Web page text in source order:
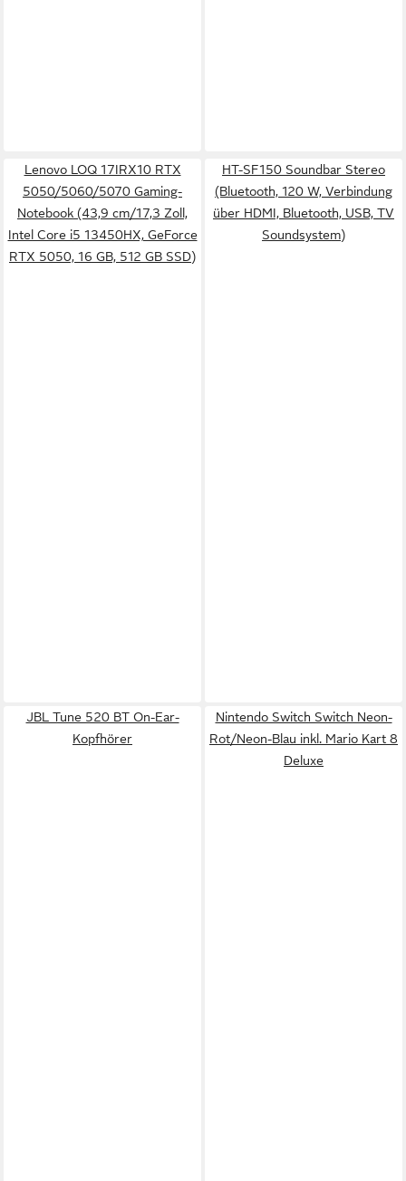
Lenovo LOQ 17IRX10 RTX
5050/5060/5070 Gaming-
Notebook (43,9 cm/17,3 Zoll,
Intel Core i5 13450HX, GeForce
RTX 5050, 16 GB, 512 GB SSD)
HT-SF150 Soundbar Stereo
(Bluetooth, 120 W, Verbindung
über HDMI, Bluetooth, USB, TV
Soundsystem)
JBL Tune 520 BT On-Ear-
Kopfhörer
Nintendo Switch Switch Neon-
Rot/Neon-Blau inkl. Mario Kart 8
Deluxe